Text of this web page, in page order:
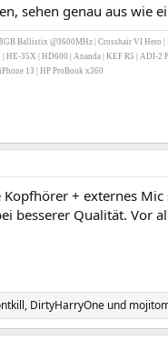
sehen genau aus wie
Ballistix @3600MHz | Crosshair VI Hero |
HE-35X | HD600 | Ananda | KEF R5 | ADI-2
13 | HP ProBook x360
Kopfhörer + externes
besserer Qualität. Vor
, DirtyHarryOne und